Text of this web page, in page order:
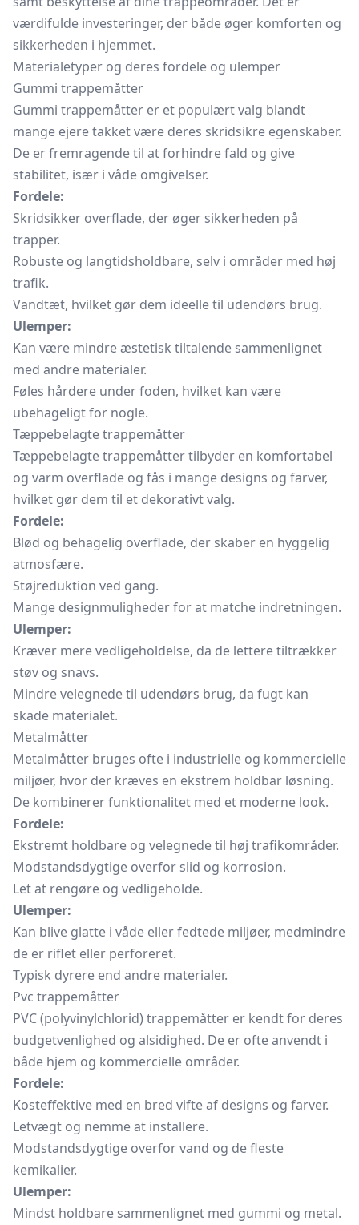
værdifulde investeringer, der både øger komforten og
sikkerheden i hjemmet.
Materialetyper og deres fordele og ulemper
Gummi trappemåtter
Gummi trappemåtter er et populært valg blandt
mange ejere takket være deres skridsikre egenskaber.
De er fremragende til at forhindre fald og give
stabilitet, især i våde omgivelser.
Fordele:
Skridsikker overflade, der øger sikkerheden på
trapper.
Robuste og langtidsholdbare, selv i områder med høj
trafik.
Vandtæt, hvilket gør dem ideelle til udendørs brug.
Ulemper:
Kan være mindre æstetisk tiltalende sammenlignet
med andre materialer.
Føles hårdere under foden, hvilket kan være
ubehageligt for nogle.
Tæppebelagte trappemåtter
Tæppebelagte trappemåtter tilbyder en komfortabel
og varm overflade og fås i mange designs og farver,
hvilket gør dem til et dekorativt valg.
Fordele:
Blød og behagelig overflade, der skaber en hyggelig
atmosfære.
Støjreduktion ved gang.
Mange designmuligheder for at matche indretningen.
Ulemper:
Kræver mere vedligeholdelse, da de lettere tiltrækker
støv og snavs.
Mindre velegnede til udendørs brug, da fugt kan
skade materialet.
Metalmåtter
Metalmåtter bruges ofte i industrielle og kommercielle
miljøer, hvor der kræves en ekstrem holdbar løsning.
De kombinerer funktionalitet med et moderne look.
Fordele:
Ekstremt holdbare og velegnede til høj trafikområder.
Modstandsdygtige overfor slid og korrosion.
Let at rengøre og vedligeholde.
Ulemper:
Kan blive glatte i våde eller fedtede miljøer, medmindre
de er riflet eller perforeret.
Typisk dyrere end andre materialer.
Pvc trappemåtter
PVC (polyvinylchlorid) trappemåtter er kendt for deres
budgetvenlighed og alsidighed. De er ofte anvendt i
både hjem og kommercielle områder.
Fordele:
Kosteffektive med en bred vifte af designs og farver.
Letvægt og nemme at installere.
Modstandsdygtige overfor vand og de fleste
kemikalier.
Ulemper:
Mindst holdbare sammenlignet med gummi og metal.